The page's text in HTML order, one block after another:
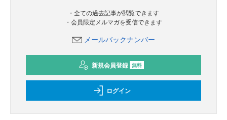
・全ての過去記事が閲覧できます
・会員限定メルマガを受信できます
メールバックナンバー
新規会員登録 無料
ログイン